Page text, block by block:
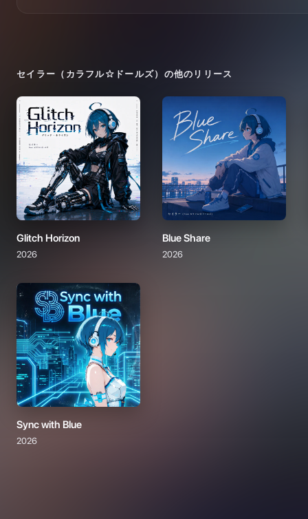
セイラー（カラフル☆ドールズ） の他のリリース
Glitch Horizon
2026
Blue Share
2026
Sync with Blue
2026